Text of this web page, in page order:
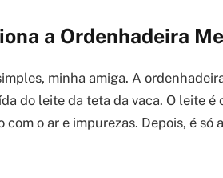
a Ordenhadeira
minha amiga. A
do leite da teta da vaca. O leite
com o ar e impurezas. Depois, é